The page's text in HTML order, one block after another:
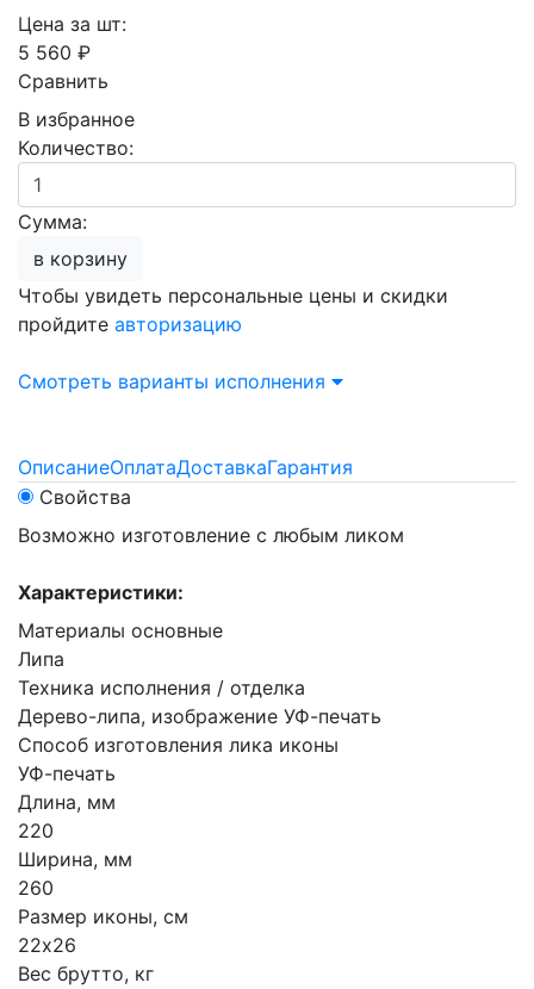
Цена за шт:
5 560 ₽
Сравнить
В избранное
Количество:
Сумма:
в корзину
Чтобы увидеть персональные цены и скидки
пройдите авторизацию
Смотреть варианты исполнения
ОписаниеОплатаДоставкаГарантия
Свойства
Возможно изготовление с любым ликом
Характеристики:
Материалы основные
Липа
Техника исполнения / отделка
Дерево-липа, изображение УФ-печать
Способ изготовления лика иконы
УФ-печать
Длина, мм
220
Ширина, мм
260
Размер иконы, см
22х26
Вес брутто, кг